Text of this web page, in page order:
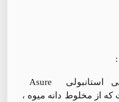
از مخلوط دانه میوه ،